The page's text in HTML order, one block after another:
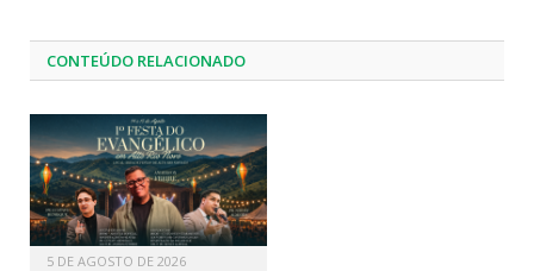
CONTEÚDO RELACIONADO
5 DE AGOSTO DE 2026